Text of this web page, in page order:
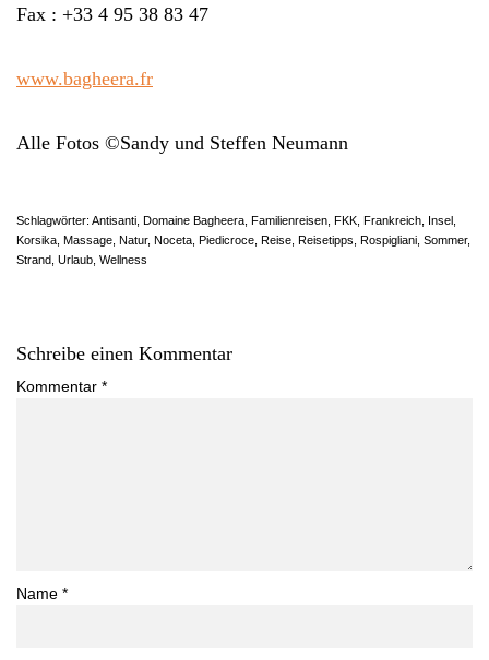
Fax : +33 4 95 38 83 47
www.bagheera.fr
Alle Fotos ©Sandy und Steffen Neumann
Schlagwörter: Antisanti Domaine Bagheera Familienreisen FKK Frankreich Insel
Korsika Massage Natur, Noceta Piedicroce Reise Reisetipps Rospigliani Sommer,
Strand Urlaub Wellness
Schreibe einen Kommentar
Kommentar *
Name *